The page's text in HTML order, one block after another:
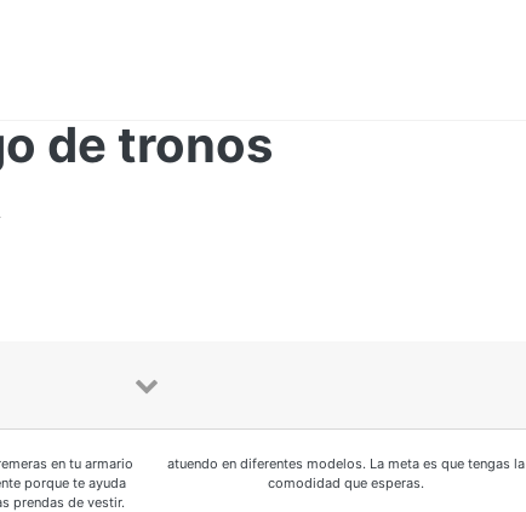
de tronos
en tu armario
porque te ayuda
prendas de vestir.
atuendo en diferentes modelos. La meta es que tengas la
comodidad que esperas.